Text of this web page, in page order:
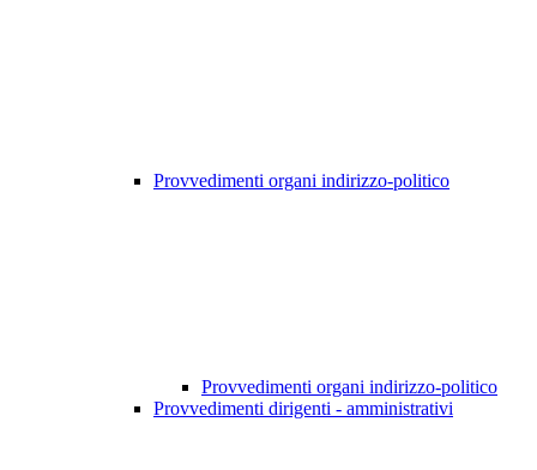
Provvedimenti organi indirizzo-politico
Provvedimenti organi indirizzo-politico
Provvedimenti dirigenti - amministrativi